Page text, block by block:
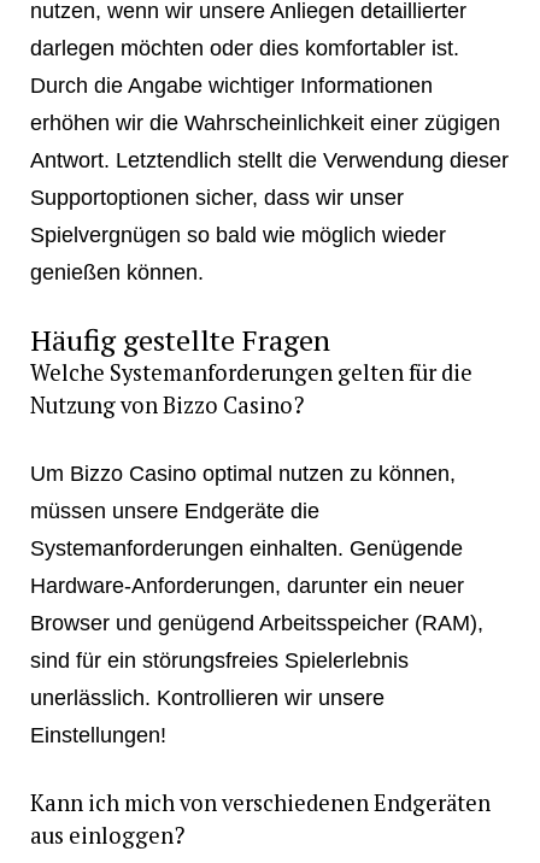
nutzen, wenn wir unsere Anliegen detaillierter
darlegen möchten oder dies komfortabler ist.
Durch die Angabe wichtiger Informationen
erhöhen wir die Wahrscheinlichkeit einer zügigen
Antwort. Letztendlich stellt die Verwendung dieser
Supportoptionen sicher, dass wir unser
Spielvergnügen so bald wie möglich wieder
genießen können.
Häufig gestellte Fragen
Welche Systemanforderungen gelten für die
Nutzung von Bizzo Casino?
Um Bizzo Casino optimal nutzen zu können,
müssen unsere Endgeräte die
Systemanforderungen einhalten. Genügende
Hardware-Anforderungen, darunter ein neuer
Browser und genügend Arbeitsspeicher (RAM),
sind für ein störungsfreies Spielerlebnis
unerlässlich. Kontrollieren wir unsere
Einstellungen!
Kann ich mich von verschiedenen Endgeräten
aus einloggen?